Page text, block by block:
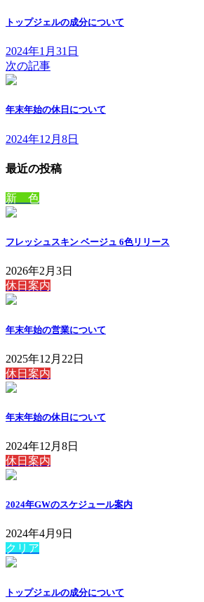
トップジェルの成分について
2024年1月31日
次の記事
年末年始の休日について
2024年12月8日
最近の投稿
新 色
フレッシュスキン ベージュ 6色リリース
2026年2月3日
休日案内
年末年始の営業について
2025年12月22日
休日案内
年末年始の休日について
2024年12月8日
休日案内
2024年GWのスケジュール案内
2024年4月9日
クリア
トップジェルの成分について